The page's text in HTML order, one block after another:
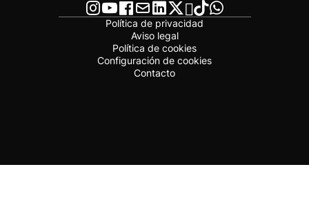
Política de privacidad
Aviso legal
Política de cookies
Configuración de cookies
Contacto